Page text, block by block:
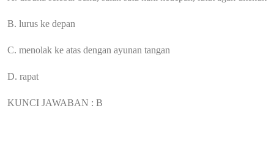
B. lurus ke depan
C. menolak ke atas dengan ayunan tangan
D. rapat
KUNCI JAWABAN : B